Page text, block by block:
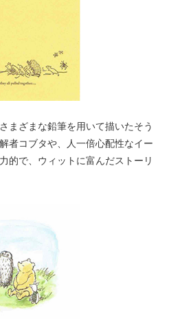
まざまな鉛筆を用いて描いたそう
者コブタや、人一倍心配性なイー
的で、ウィットに富んだストーリ